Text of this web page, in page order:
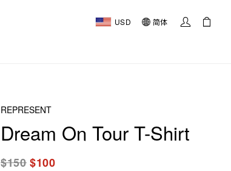
USD 简体
REPRESENT
Dream On Tour T-Shirt
$150$100